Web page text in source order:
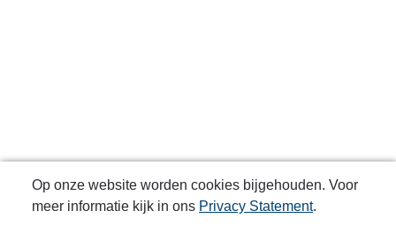
Op onze website worden cookies bijgehouden. Voor
meer informatie kijk in ons Privacy Statement.